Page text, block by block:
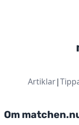
Artiklar|
Om